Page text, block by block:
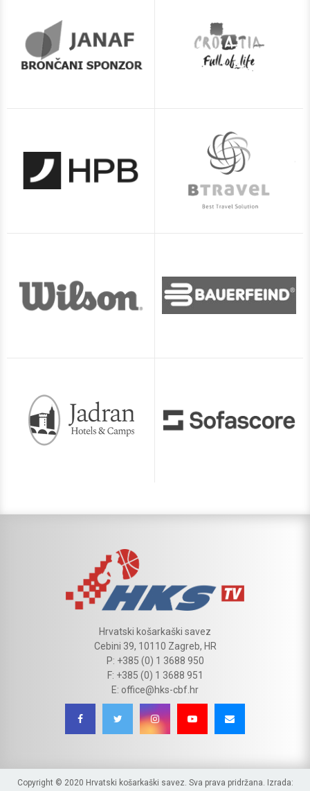
Hrvatski košarkaški savez
Cebini 39, 10110 Zagreb, HR
P: +385 (0) 1 3688 950
F: +385 (0) 1 3688 951
E: office@hks-cbf.hr
Copyright © 2020 Hrvatski košarkaški savez. Sva prava pridržana. Izrada: